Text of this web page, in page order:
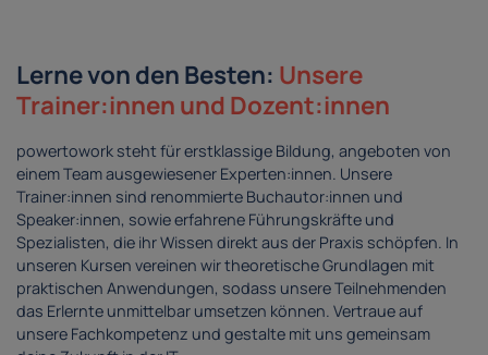
Lerne von den Besten: Unsere
Trainer:innen und Dozent:innen
powertowork steht für erstklassige Bildung, angeboten von
einem Team ausgewiesener Experten:innen. Unsere
Trainer:innen sind renommierte Buchautor:innen und
Speaker:innen, sowie erfahrene Führungskräfte und
Spezialisten, die ihr Wissen direkt aus der Praxis schöpfen. In
unseren Kursen vereinen wir theoretische Grundlagen mit
praktischen Anwendungen, sodass unsere Teilnehmenden
das Erlernte unmittelbar umsetzen können. Vertraue auf
unsere Fachkompetenz und gestalte mit uns gemeinsam